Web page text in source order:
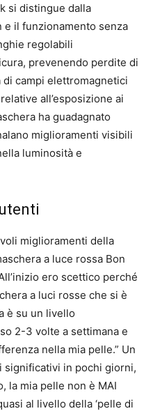
si distingue dalla
il funzionamento senza
regolabili
prevenendo perdite di
campi elettromagnetici
all’esposizione ai
ha guadagnato
miglioramenti visibili
luminosità e
miglioramenti della
a luce rossa Bon
ero scettico perché
a luci rosse che si è
è su un livello
2-3 volte a settimana e
nella mia pelle.” Un
significativi in ​​pochi giorni,
la mia pelle non è MAI
al livello della ‘pelle di